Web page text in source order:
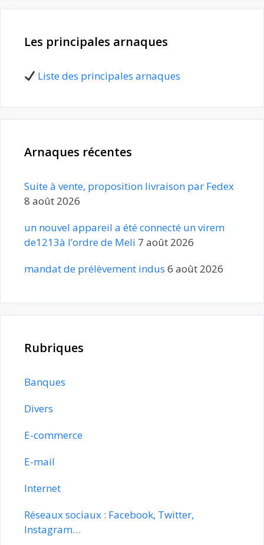
Les principales arnaques
Liste des principales arnaques
Arnaques récentes
Suite à vente, proposition livraison par Fedex
8 août 2026
un nouvel appareil a été connecté un virem
de1213à l’ordre de Meli 7 août 2026
mandat de prélèvement indus 6 août 2026
Rubriques
Banques
Divers
E-commerce
E-mail
Internet
Réseaux sociaux : Facebook, Twitter,
Instagram…